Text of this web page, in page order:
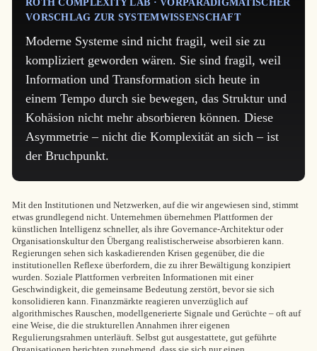
ROTH COMPLEXITY LAB · VORPARADIGMATISCHER
VORSCHLAG ZUR SYSTEMWISSENSCHAFT
Moderne Systeme sind nicht fragil, weil sie zu
kompliziert geworden wären. Sie sind fragil, weil
Information und Transformation sich heute in
einem Tempo durch sie bewegen, das Struktur und
Kohäsion nicht mehr absorbieren können. Diese
Asymmetrie – nicht die Komplexität an sich – ist
der Bruchpunkt.
Mit den Institutionen und Netzwerken, auf die wir angewiesen sind, stimmt
etwas grundlegend nicht. Unternehmen übernehmen Plattformen der
künstlichen Intelligenz schneller, als ihre Governance-Architektur oder
Organisationskultur den Übergang realistischerweise absorbieren kann.
Regierungen sehen sich kaskadierenden Krisen gegenüber, die die
institutionellen Reflexe überfordern, die zu ihrer Bewältigung konzipiert
wurden. Soziale Plattformen verbreiten Informationen mit einer
Geschwindigkeit, die gemeinsame Bedeutung zerstört, bevor sie sich
konsolidieren kann. Finanzmärkte reagieren unverzüglich auf
algorithmisches Rauschen, modellgenerierte Signale und Gerüchte – oft auf
eine Weise, die die strukturellen Annahmen ihrer eigenen
Regulierungsrahmen unterläuft. Selbst gut ausgestattete, gut geführte